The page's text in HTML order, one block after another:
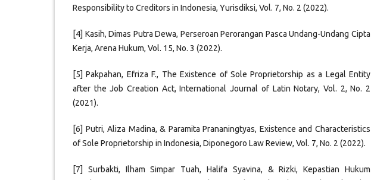
Responsibility to Creditors in Indonesia, Yurisdiksi, Vol. 7, No. 2 (2022).
[4] Kasih, Dimas Putra Dewa, Perseroan Perorangan Pasca Undang-Undang Cipta
Kerja, Arena Hukum, Vol. 15, No. 3 (2022).
[5] Pakpahan, Efriza F., The Existence of Sole Proprietorship as a Legal Entity
after the Job Creation Act, International Journal of Latin Notary, Vol. 2, No. 2
(2021).
[6] Putri, Aliza Madina, & Paramita Prananingtyas, Existence and Characteristics
of Sole Proprietorship in Indonesia, Diponegoro Law Review, Vol. 7, No. 2 (2022).
[7] Surbakti, Ilham Simpar Tuah, Halifa Syavina, & Rizki, Kepastian Hukum